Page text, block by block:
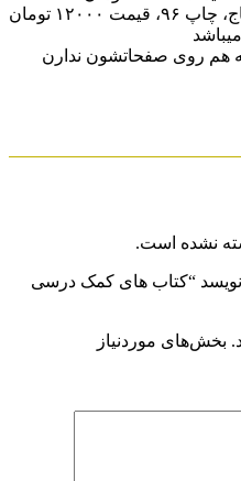
هم روی صفحاتشون ندارن
نشده است.
“کتاب های کمک درسی
بخش‌های موردنیاز